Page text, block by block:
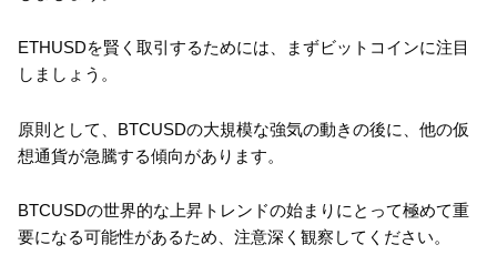
ETHUSDを賢く取引するためには、まずビットコインに注目
しましょう。
原則として、BTCUSDの大規模な強気の動きの後に、他の仮
想通貨が急騰する傾向があります。
BTCUSDの世界的な上昇トレンドの始まりにとって極めて重
要になる可能性があるため、注意深く観察してください。